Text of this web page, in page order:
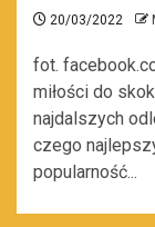
20/03/2022
fot.
miłości do
najdalszych
czego
popularność...